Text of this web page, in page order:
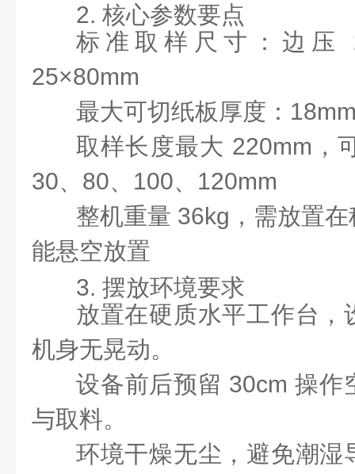
2. 核心参数要点
标准取样尺寸：边压
25×80mm
最大可切纸板厚度：
取样长度最大 220mm，
30、80、100、120mm
整机重量 36kg，需放置
能悬空放置
3. 摆放环境要求
放置在硬质水平工作台，
机身无晃动。
设备前后预留 30cm 操作
与取料。
环境干燥无尘，避免潮湿